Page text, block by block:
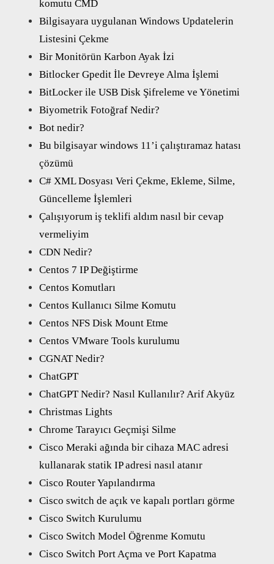
komutu CMD
Bilgisayara uygulanan Windows Updatelerin
Listesini Çekme
Bir Monitörün Karbon Ayak İzi
Bitlocker Gpedit İle Devreye Alma İşlemi
BitLocker ile USB Disk Şifreleme ve Yönetimi
Biyometrik Fotoğraf Nedir?
Bot nedir?
Bu bilgisayar windows 11’i çalıştıramaz hatası
çözümü
C# XML Dosyası Veri Çekme, Ekleme, Silme,
Güncelleme İşlemleri
Çalışıyorum iş teklifi aldım nasıl bir cevap
vermeliyim
CDN Nedir?
Centos 7 IP Değiştirme
Centos Komutları
Centos Kullanıcı Silme Komutu
Centos NFS Disk Mount Etme
Centos VMware Tools kurulumu
CGNAT Nedir?
ChatGPT
ChatGPT Nedir? Nasıl Kullanılır? Arif Akyüz
Christmas Lights
Chrome Tarayıcı Geçmişi Silme
Cisco Meraki ağında bir cihaza MAC adresi
kullanarak statik IP adresi nasıl atanır
Cisco Router Yapılandırma
Cisco switch de açık ve kapalı portları görme
Cisco Switch Kurulumu
Cisco Switch Model Öğrenme Komutu
Cisco Switch Port Açma ve Port Kapatma